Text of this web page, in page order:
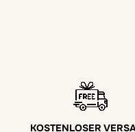
KOSTENLOSER